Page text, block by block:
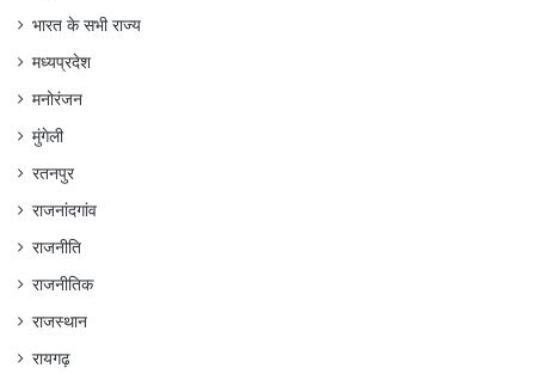
भारत के सभी राज्य
मध्यप्रदेश
मनोरंजन
मुंगेली
रतनपुर
राजनांदगांव
राजनीति
राजनीतिक
राजस्थान
रायगढ़